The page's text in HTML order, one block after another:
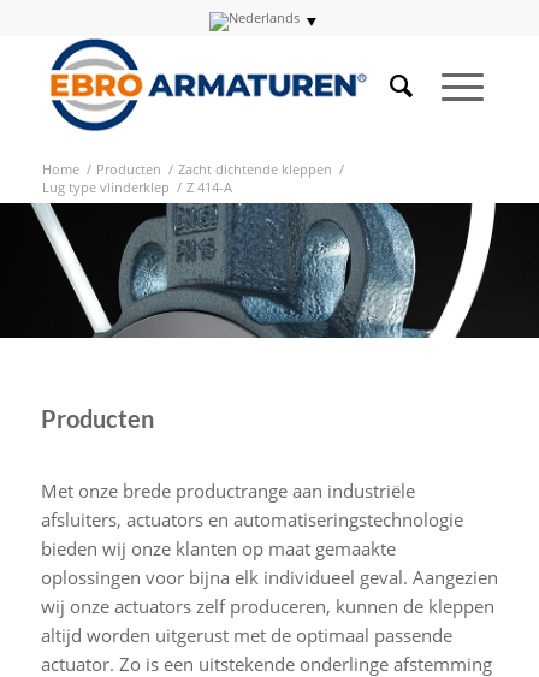
Home / Producten / Zacht dichtende kleppen /
Lug type vlinderklep / Z 414-A
Producten
Met onze brede productrange aan industriële
afsluiters, actuators en automatiseringstechnologie
bieden wij onze klanten op maat gemaakte
oplossingen voor bijna elk individueel geval. Aangezien
wij onze actuators zelf produceren, kunnen de kleppen
altijd worden uitgerust met de optimaal passende
actuator. Zo is een uitstekende onderlinge afstemming